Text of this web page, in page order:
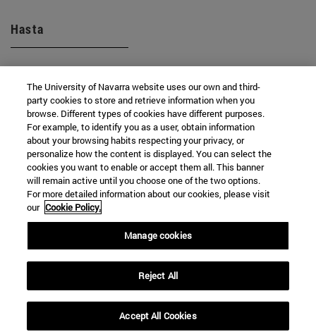
Hasta
BUSCAR
The University of Navarra website uses our own and third-
party cookies to store and retrieve information when you
browse. Different types of cookies have different purposes.
For example, to identify you as a user, obtain information
about your browsing habits respecting your privacy, or
personalize how the content is displayed. You can select the
cookies you want to enable or accept them all. This banner
will remain active until you choose one of the two options.
For more detailed information about our cookies, please visit
our Cookie Policy.
Manage cookies
Reject All
Accept All Cookies